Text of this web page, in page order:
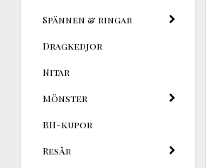
Spännen & ringar
Dragkedjor
Nitar
Mönster
BH-kupor
Resår